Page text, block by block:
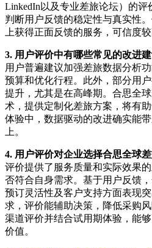
LinkedIn以及专业差旅论坛）的
判断用户反馈的稳定性与真实性
上获得正面反馈的服务，可信度较
3. 用户评价中有哪些常见的改进建
用户普遍建议加强差旅数据分析
预算和优化行程。此外，部分用
提升，尤其是在高峰期。合思全
术，提供定制化差旅方案，将有
体验中，数据驱动的改进确实能
上。
4. 用户评价对企业选择合思全球
评价提供了服务质量和实际效果
否符合自身需求。基于用户反馈
预订灵活性及客户支持方面表现
求，评价能辅助决策，降低采购
渠道评价并结合试用期体验，能
价值。